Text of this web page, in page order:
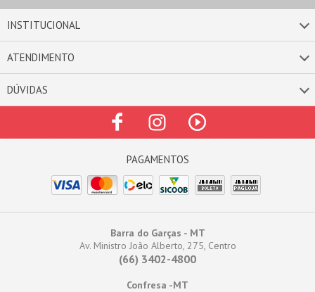
INSTITUCIONAL
ATENDIMENTO
DÚVIDAS
Barra do Garças - MT
Av. Ministro João Alberto, 275, Centro
(66) 3402-4800
Confresa -MT